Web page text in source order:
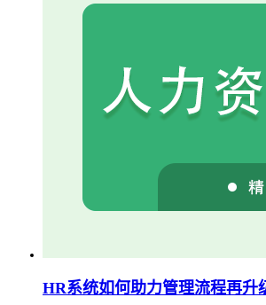
HR系统如何助力管理流程再升